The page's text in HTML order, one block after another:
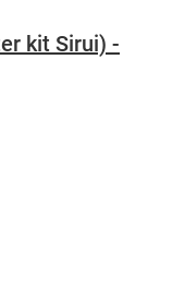
kit Sirui) -